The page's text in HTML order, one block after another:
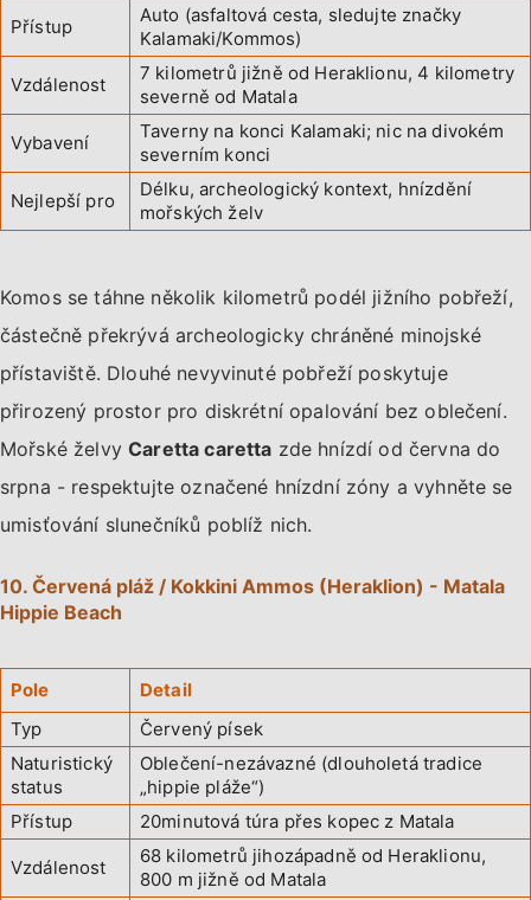
Přístup
Auto (asfaltová cesta, sledujte značky
Kalamaki/Kommos)
Vzdálenost
7 kilometrů jižně od Heraklionu, 4 kilometry
severně od Matala
Vybavení
Taverny na konci Kalamaki; nic na divokém
severním konci
Nejlepší pro
Délku, archeologický kontext, hnízdění
mořských želv
Komos se táhne několik kilometrů podél jižního pobřeží,
částečně překrývá archeologicky chráněné minojské
přístaviště. Dlouhé nevyvinuté pobřeží poskytuje
přirozený prostor pro diskrétní opalování bez oblečení.
Mořské želvyCaretta caretta zde hnízdí od června do
srpna - respektujte označené hnízdní zóny a vyhněte se
umisťování slunečníků poblíž nich.
10. Červená pláž / Kokkini Ammos (Heraklion) - Matala
Hippie Beach
Pole
Detail
Typ
Červený písek
Naturistický
status
Oblečení-nezávazné (dlouholetá tradice
„hippie pláže“)
Přístup
20minutová túra přes kopec z Matala
Vzdálenost
68 kilometrů jihozápadně od Heraklionu,
800 m jižně od Matala